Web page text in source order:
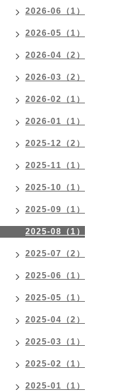
2026-06（1）
2026-05（1）
2026-04（2）
2026-03（2）
2026-02（1）
2026-01（1）
2025-12（2）
2025-11（1）
2025-10（1）
2025-09（1）
2025-08（1）
2025-07（2）
2025-06（1）
2025-05（1）
2025-04（2）
2025-03（1）
2025-02（1）
2025-01（1）